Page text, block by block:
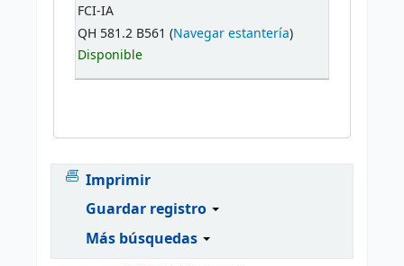
FCI-IA
QH 581.2 B561 (Navegar estantería)
Disponible
Imprimir
Guardar registro
Más búsquedas